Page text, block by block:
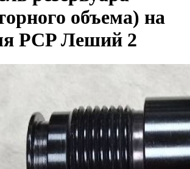
объема) на
PCP Леший 2